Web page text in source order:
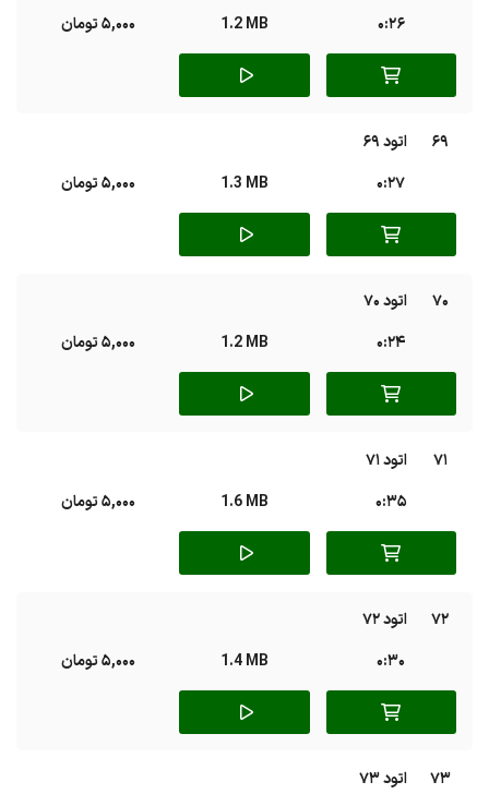
0:26
1.2 MB 5,000 تومان
69
اتود 69
0:27
1.3 MB 5,000 تومان
70
اتود 70
0:24
1.2 MB 5,000 تومان
71
اتود 71
0:35
1.6 MB 5,000 تومان
72
اتود 72
0:30
1.4 MB 5,000 تومان
73
اتود 73